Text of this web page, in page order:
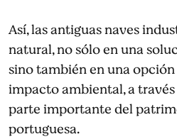
Así, las antiguas naves
natural, no sólo en una
sino también en una
impacto ambiental, a
parte importante del
portuguesa.